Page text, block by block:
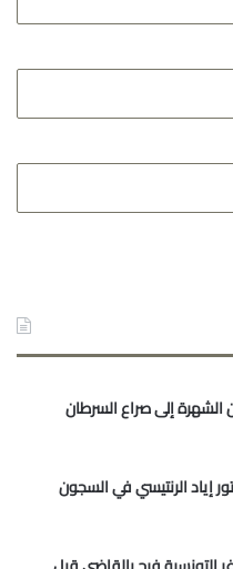
إلى صراع السرطان
إياد الرنتيسي في السجون